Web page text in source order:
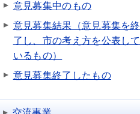
意見募集中のもの
意見募集結果（意見募集を終
了し、市の考え方を公表して
いるもの）
意見募集終了したもの